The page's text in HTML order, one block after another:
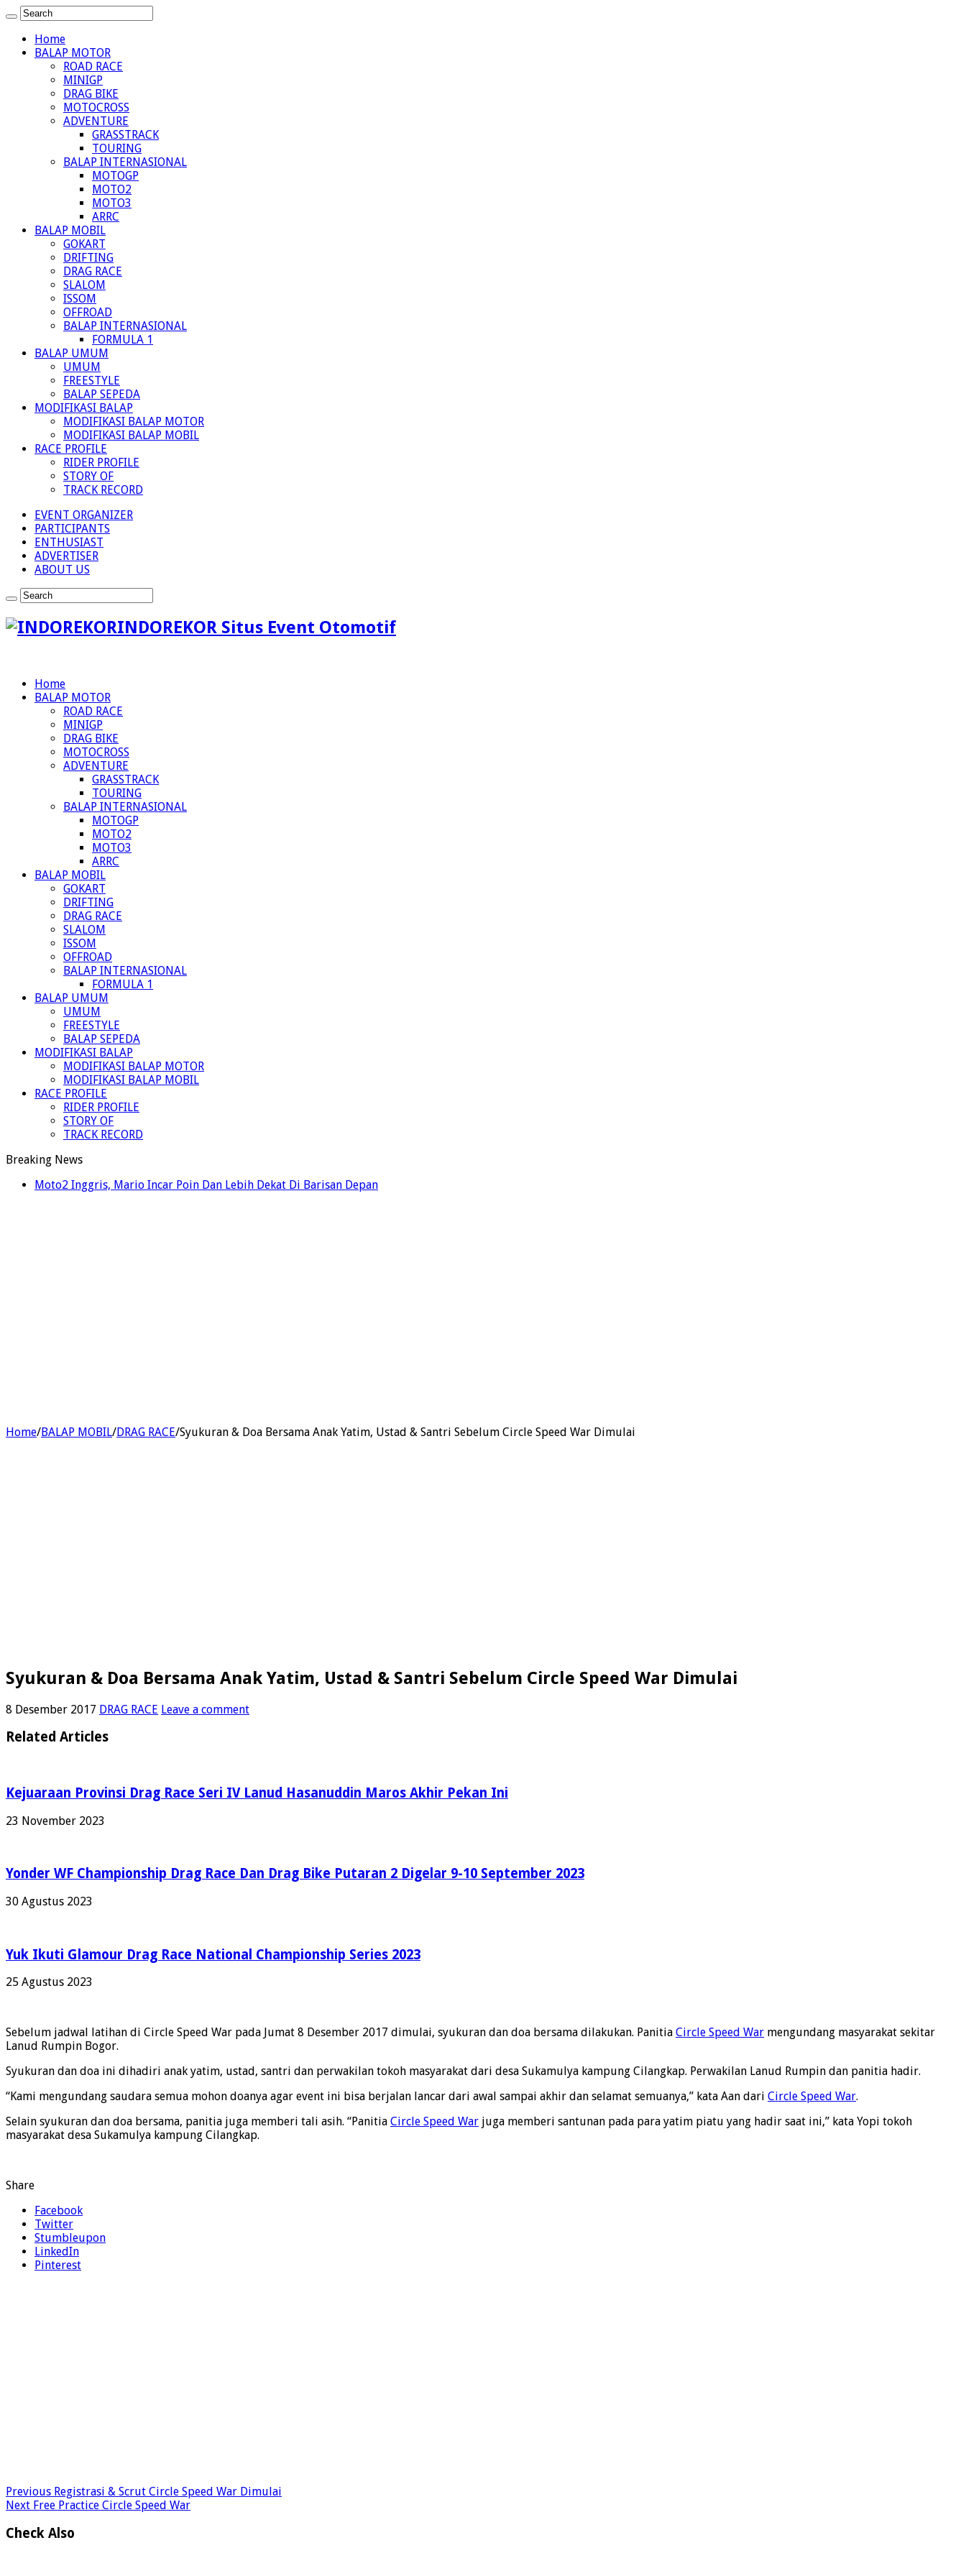
Home
BALAP MOTOR
ROAD RACE
MINIGP
DRAG BIKE
MOTOCROSS
ADVENTURE
GRASSTRACK
TOURING
BALAP INTERNASIONAL
MOTOGP
MOTO2
MOTO3
ARRC
BALAP MOBIL
GOKART
DRIFTING
DRAG RACE
SLALOM
ISSOM
OFFROAD
BALAP INTERNASIONAL
FORMULA 1
BALAP UMUM
UMUM
FREESTYLE
BALAP SEPEDA
MODIFIKASI BALAP
MODIFIKASI BALAP MOTOR
MODIFIKASI BALAP MOBIL
RACE PROFILE
RIDER PROFILE
STORY OF
TRACK RECORD
EVENT ORGANIZER
PARTICIPANTS
ENTHUSIAST
ADVERTISER
ABOUT US
INDOREKOR Situs Event Otomotif
Home
BALAP MOTOR
ROAD RACE
MINIGP
DRAG BIKE
MOTOCROSS
ADVENTURE
GRASSTRACK
TOURING
BALAP INTERNASIONAL
MOTOGP
MOTO2
MOTO3
ARRC
BALAP MOBIL
GOKART
DRIFTING
DRAG RACE
SLALOM
ISSOM
OFFROAD
BALAP INTERNASIONAL
FORMULA 1
BALAP UMUM
UMUM
FREESTYLE
BALAP SEPEDA
MODIFIKASI BALAP
MODIFIKASI BALAP MOTOR
MODIFIKASI BALAP MOBIL
RACE PROFILE
RIDER PROFILE
STORY OF
TRACK RECORD
Breaking News
Moto2 Inggris, Mario Incar Poin Dan Lebih Dekat Di Barisan Depan
Home/BALAP MOBIL/DRAG RACE/Syukuran & Doa Bersama Anak Yatim, Ustad & Santri Sebelum Circle Speed War Dimulai
Syukuran & Doa Bersama Anak Yatim, Ustad & Santri Sebelum Circle Speed War Dimulai
8 Desember 2017 DRAG RACE Leave a comment
Related Articles
Kejuaraan Provinsi Drag Race Seri IV Lanud Hasanuddin Maros Akhir Pekan Ini
23 November 2023
Yonder WF Championship Drag Race Dan Drag Bike Putaran 2 Digelar 9-10 September 2023
30 Agustus 2023
Yuk Ikuti Glamour Drag Race National Championship Series 2023
25 Agustus 2023
Sebelum jadwal latihan di Circle Speed War pada Jumat 8 Desember 2017 dimulai, syukuran dan doa bersama dilakukan. Panitia Circle Speed War mengundang masyarakat sekitar
Lanud Rumpin Bogor.
Syukuran dan doa ini dihadiri anak yatim, ustad, santri dan perwakilan tokoh masyarakat dari desa Sukamulya kampung Cilangkap. Perwakilan Lanud Rumpin dan panitia hadir.
“Kami mengundang saudara semua mohon doanya agar event ini bisa berjalan lancar dari awal sampai akhir dan selamat semuanya,” kata Aan dari Circle Speed War.
Selain syukuran dan doa bersama, panitia juga memberi tali asih. “Panitia Circle Speed War juga memberi santunan pada para yatim piatu yang hadir saat ini,” kata Yopi tokoh
masyarakat desa Sukamulya kampung Cilangkap.
Share
Facebook
Twitter
Stumbleupon
LinkedIn
Pinterest
Previous Registrasi & Scrut Circle Speed War Dimulai
Next Free Practice Circle Speed War
Check Also